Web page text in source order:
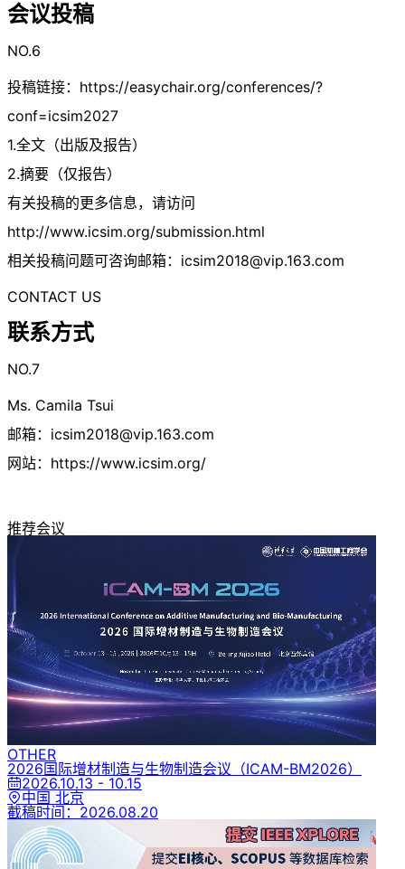
会议投稿
NO.6
投稿链接：https://easychair.org/conferences/?
conf=icsim2027
1.全文（出版及报告）
2.摘要（仅报告）
有关投稿的更多信息，请访问
http://www.icsim.org/submission.html
相关投稿问题可咨询邮箱： icsim2018@vip.163.com
CONTACT US
联系方式
NO.7
Ms. Camila Tsui
邮箱： icsim2018@vip.163.com
网站：https://www.icsim.org/
推荐会议
OTHER
2026国际增材制造与生物制造会议 （ICAM-BM2026）
2026.10.13 - 10.15
中国 北京
截稿时间： 2026.08.20